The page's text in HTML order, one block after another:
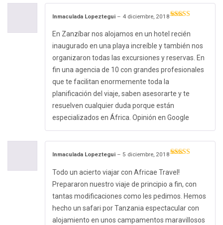
5de 5
Inmaculada Lopeztegui – 4 diciembre, 2018
En Zanzíbar nos alojamos en un hotel recién
inaugurado en una playa increíble y también nos
organizaron todas las excursiones y reservas. En
fin una agencia de 10 con grandes profesionales
que te facilitan enormemente toda la
planificación del viaje, saben asesorarte y te
resuelven cualquier duda porque están
especializados en África. Opinión en Google
5de 5
Inmaculada Lopeztegui – 5 diciembre, 2018
Todo un acierto viajar con Africae Travel!
Prepararon nuestro viaje de principio a fin, con
tantas modificaciones como les pedimos. Hemos
hecho un safari por Tanzania espectacular con
alojamiento en unos campamentos maravillosos